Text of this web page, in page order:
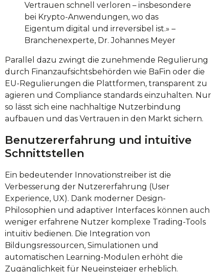
Vertrauen schnell verloren – insbesondere
bei Krypto-Anwendungen, wo das
Eigentum digital und irreversibel ist.» –
Branchenexperte, Dr. Johannes Meyer
Parallel dazu zwingt die zunehmende Regulierung
durch Finanzaufsichtsbehörden wie BaFin oder die
EU-Regulierungen die Plattformen, transparent zu
agieren und Compliance standards einzuhalten. Nur
so lässt sich eine nachhaltige Nutzerbindung
aufbauen und das Vertrauen in den Markt sichern.
Benutzererfahrung und intuitive
Schnittstellen
Ein bedeutender Innovationstreiber ist die
Verbesserung der Nutzererfahrung (User
Experience, UX). Dank moderner Design-
Philosophien und adaptiver Interfaces können auch
weniger erfahrene Nutzer komplexe Trading-Tools
intuitiv bedienen. Die Integration von
Bildungsressourcen, Simulationen und
automatischen Learning-Modulen erhöht die
Zugänglichkeit für Neueinsteiger erheblich.